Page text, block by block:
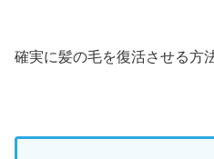
確実に髪の毛を復活させる方